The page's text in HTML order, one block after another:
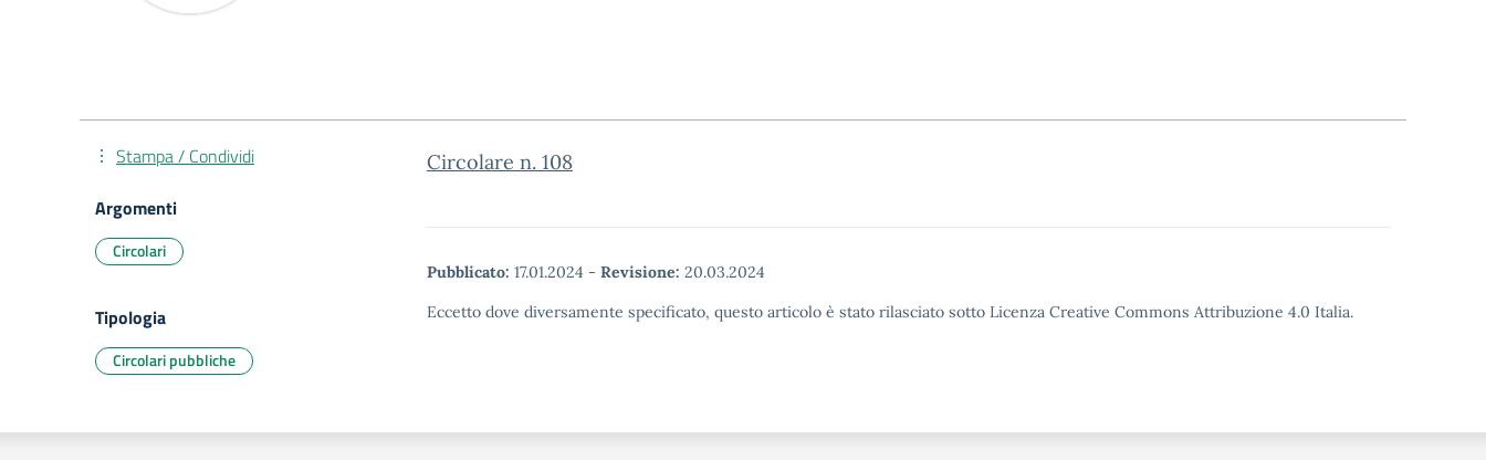
Circolare n. 108
Pubblicato: 17.01.2024 - Revisione: 20.03.2024
Eccetto dove diversamente specificato, questo articolo è stato rilasciato sotto Licenza Creative Commons Attribuzione 4.0 Italia.
Stampa / Condividi
Argomenti
Circolari
Tipologia
Circolari pubbliche